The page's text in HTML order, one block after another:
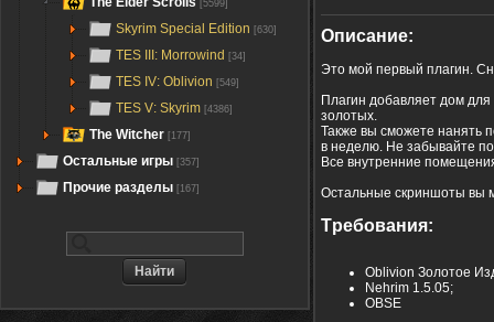
[5599]
Skyrim Special Edition [630]
TES III: Morrowind [34]
TES IV: Oblivion [549]
TES V: Skyrim [4386]
The Witcher [177]
Остальные игры [357]
Прочие разделы [167]
Описание:
Это мой первый плагин.
Плагин добавляет дом
золотых.
Также вы сможете нанять
в неделю. Не забывайте
Все внутренние
Остальные скриншоты вы
Tребования:
Oblivion Золотое
Nehrim 1.5.05;
OBSE